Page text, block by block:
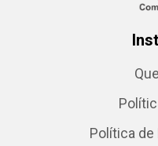
Política de